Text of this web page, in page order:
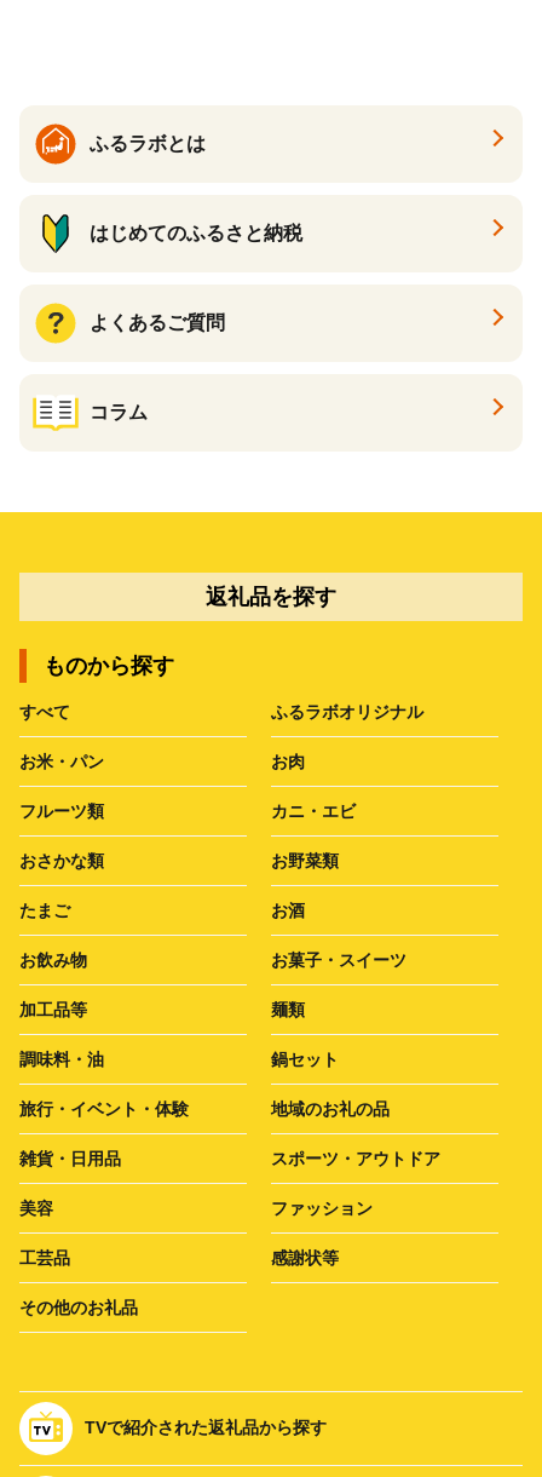
ふるラボとは
はじめてのふるさと納税
よくあるご質問
コラム
返礼品を探す
ものから探す
すべて ふるラボオリジナル
お米・パン お肉
フルーツ類 カニ・エビ
おさかな類 お野菜類
たまご お酒
お飲み物 お菓子・スイーツ
加工品等 麺類
調味料・油 鍋セット
旅行・イベント・体験 地域のお礼の品
雑貨・日用品 スポーツ・アウトドア
美容 ファッション
工芸品 感謝状等
その他のお礼品
TVで紹介された返礼品から探す